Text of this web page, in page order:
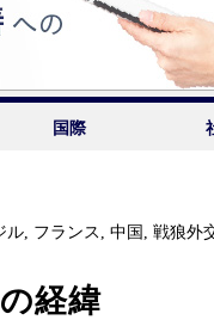
国際
ル, フランス ,中国 ,戦狼外
経緯